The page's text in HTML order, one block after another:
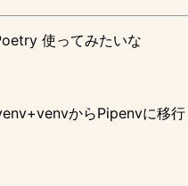
使ってみたいな
からPipenvに移行